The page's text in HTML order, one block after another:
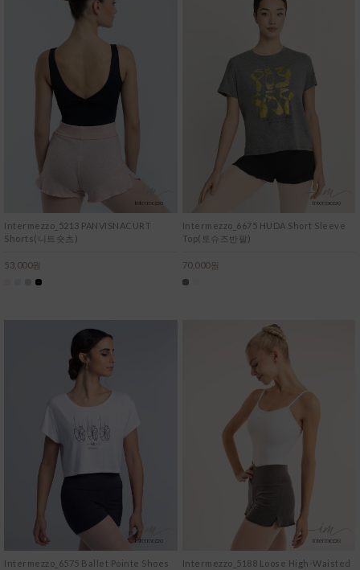
Intermezzo_5213 PANVISNACURT
Shorts(니트숏츠)
53,000원
Intermezzo_6675 HUDA Short Sleeve
Top(토슈즈반팔)
70,000원
Intermezzo_6575 Ballet Pointe Shoes
Intermezzo_5188 Loose High-Waisted